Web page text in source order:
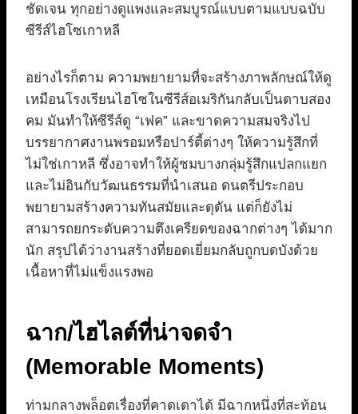
ชัดเจน ทุกอย่างดูแพงและสมบูรณ์แบบตามแบบฉบับ
ซีรีส์ไฮโซเกาหลี
อย่างไรก็ตาม ความพยายามที่จะสร้างภาพลักษณ์ให้ดู
เหมือนโรงเรียนไฮโซในซีรีส์อเมริกันกลับเป็นดาบสอง
คม มันทำให้ซีรีส์ดู “เฟค” และขาดความสมจริงไป
บรรยากาศงานพรอมหรือปาร์ตี้ต่างๆ ให้ความรู้สึกที่
ไม่ใช่เกาหลี ซึ่งอาจทำให้ผู้ชมบางกลุ่มรู้สึกแปลกแยก
และไม่อินกับวัฒนธรรมที่นำเสนอ ดนตรีประกอบ
พยายามสร้างความทันสมัยและดุดัน แต่ก็ยังไม่
สามารถยกระดับความตึงเครียดของฉากต่างๆ ได้มาก
นัก สรุปได้ว่างานสร้างที่ยอดเยี่ยมกลับถูกบดบังด้วย
เนื้อหาที่ไม่แข็งแรงพอ
ฉาก/ไฮไลต์ที่น่าจดจำ
(Memorable Moments)
ท่ามกลางพล็อตเรื่องที่คาดเดาได้ มีฉากหนึ่งที่สะท้อน